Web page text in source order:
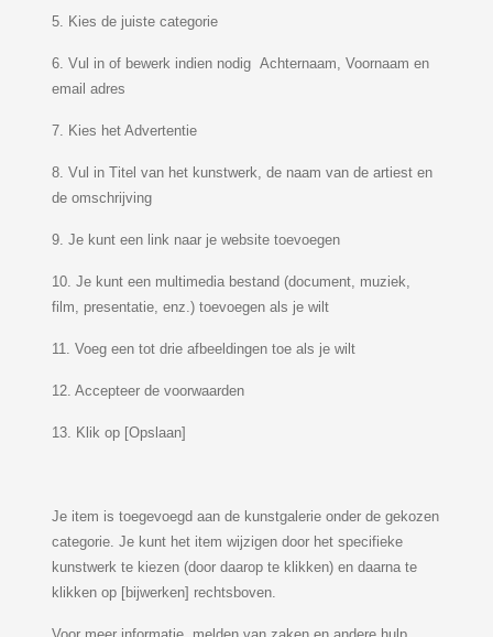
5. Kies de juiste categorie
6. Vul in of bewerk indien nodig Achternaam, Voornaam en
email adres
7. Kies het Advertentie
8. Vul in Titel van het kunstwerk, de naam van de artiest en
de omschrijving
9. Je kunt een link naar je website toevoegen
10. Je kunt een multimedia bestand (document, muziek,
film, presentatie, enz.) toevoegen als je wilt
11. Voeg een tot drie afbeeldingen toe als je wilt
12. Accepteer de voorwaarden
13. Klik op [Opslaan]
Je item is toegevoegd aan de kunstgalerie onder de gekozen
categorie. Je kunt het item wijzigen door het specifieke
kunstwerk te kiezen (door daarop te klikken) en daarna te
klikken op [bijwerken] rechtsboven.